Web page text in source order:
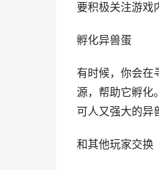
要积极关注游戏
孵化异兽蛋
有时候，你会在
源，帮助它孵化
可人又强大的异
和其他玩家交换